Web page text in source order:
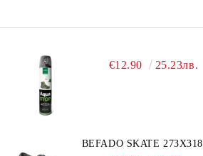
€12.90 25.23лв.
BEFADO SKATE 273X318